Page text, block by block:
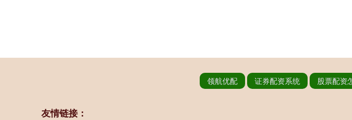
领航优配 证券配资系统 股票配资
友情链接：